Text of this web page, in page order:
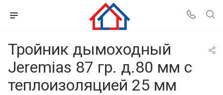
Тройник дымоходный
Jeremias 87 гр. д.80 мм с
теплоизоляцией 25 мм